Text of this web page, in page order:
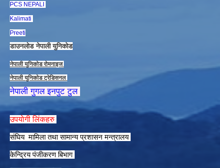
PCS NEPALI
Kalimati
Preeti
डाउनलाेड नेपाली युनिकाेड
नेपाली युनिकाेड राेमनाइज
नेपाली युनिकाेड ट्रेडिसनल
नेपाली गुगल इनपुट टुल
उपयाेगी लिंकहरु
संघिय मामिला तथा सामान्य प्रशासन मन्त्रालय
केन्द्रिय पंजीकरण बिभाग